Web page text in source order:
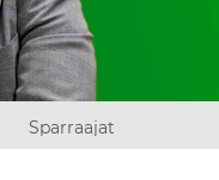
Sparraajat